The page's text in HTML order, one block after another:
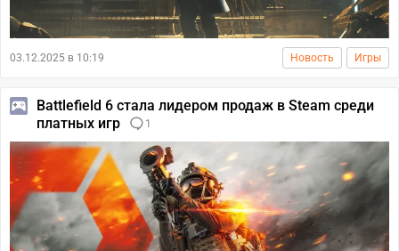
03.12.2025 в 10:19 Новость Игры
Battlefield 6 стала лидером продаж в Steam среди
платных игр
1